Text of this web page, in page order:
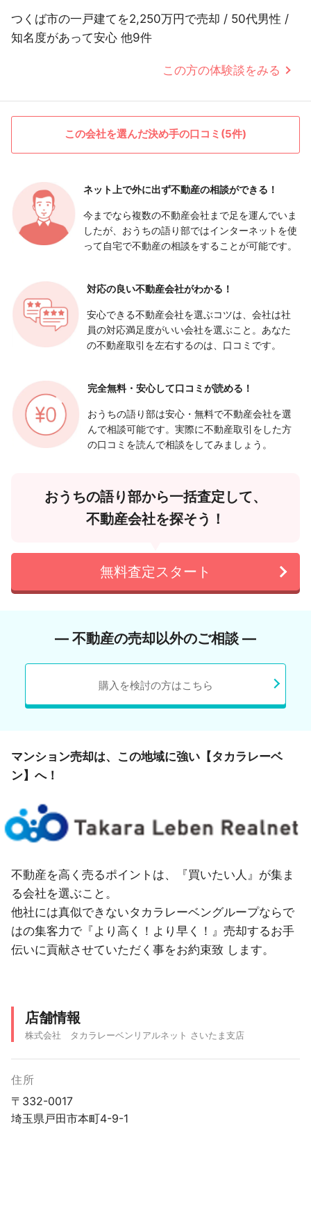
つくば市の一戸建てを2,250万円で売却 / 50代男性 /
知名度があって安心 他9件
この方の体験談をみる
この会社を選んだ決め手の口コミ(5件)
ネット上で外に出ず不動産の相談ができる！
今までなら複数の不動産会社まで足を運んでいま
したが、おうちの語り部ではインターネットを使
って自宅で不動産の相談をすることが可能です。
対応の良い不動産会社がわかる！
安心できる不動産会社を選ぶコツは、会社は社
員の対応満足度がいい会社を選ぶこと。あなた
の不動産取引を左右するのは、口コミです。
完全無料・安心して口コミが読める！
おうちの語り部は安心・無料で不動産会社を選
んで相談可能です。実際に不動産取引をした方
の口コミを読んで相談をしてみましょう。
おうちの語り部から一括査定して、
不動産会社を探そう！
無料査定スタート
― 不動産の売却以外のご相談 ―
購入を検討の方はこちら
マンション売却は、この地域に強い【タカラレーベ
ン】へ！
不動産を高く売るポイントは、『買いたい人』が集ま
る会社を選ぶこと。
他社には真似できないタカラレーベングループならで
はの集客力で『より高く！より早く！』売却するお手
伝いに貢献させていただく事をお約束致 します。
店舗情報
株式会社 タカラレーベンリアルネット さいたま支店
住所
〒332-0017
埼玉県戸田市本町4-9-1